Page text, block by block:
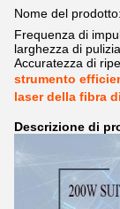
Nome del prodotto:
Frequenza di
larghezza di
Accuratezza di
strumento
laser della fibra
Descrizione di